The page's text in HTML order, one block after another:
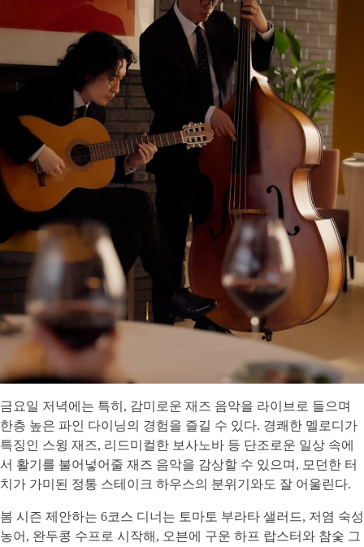
금요일 저녁에는 특히, 감미로운 재즈 음악을 라이브로 들으며
한층 높은 파인 다이닝의 경험을 즐길 수 있다. 경쾌한 멜로디가
특징인 스윙 재즈, 리드미컬한 보사노바 등 단조로운 일상 속에
서 활기를 불어넣어줄 재즈 음악을 감상할 수 있으며, 모던한 터
치가 가미된 정통 스테이크 하우스의 분위기와도 잘 어울린다.
봄 시즌 제안하는 6코스 디너는 토마토 부라타 샐러드, 저염 숙성
농어, 완두콩 수프로 시작해, 오븐에 구운 하프 랍스터와 참숯 그